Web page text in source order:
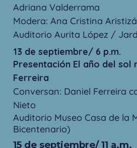
Adriana Valderrama
Modera: Ana Cristina
Auditorio Aurita López /
13 de septiembre/ 6 p.m.
Presentación El año del sol
Ferreira
Conversan: Daniel Ferreira
Nieto
Auditorio Museo Casa de la
Bicentenario)
15 de septiembre/ 11 a.m.